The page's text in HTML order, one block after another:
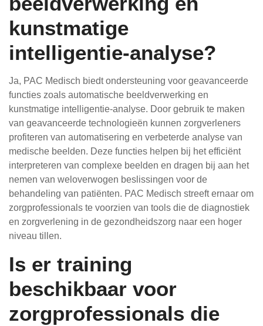
kunstmatige
intelligentie-analyse?
Ja, PAC Medisch biedt ondersteuning voor geavanceerde
functies zoals automatische beeldverwerking en
kunstmatige intelligentie-analyse. Door gebruik te maken
van geavanceerde technologieën kunnen zorgverleners
profiteren van automatisering en verbeterde analyse van
medische beelden. Deze functies helpen bij het efficiënt
interpreteren van complexe beelden en dragen bij aan het
nemen van weloverwogen beslissingen voor de
behandeling van patiënten. PAC Medisch streeft ernaar om
zorgprofessionals te voorzien van tools die de diagnostiek
en zorgverlening in de gezondheidszorg naar een hoger
niveau tillen.
Is er training
beschikbaar voor
zorgprofessionals die